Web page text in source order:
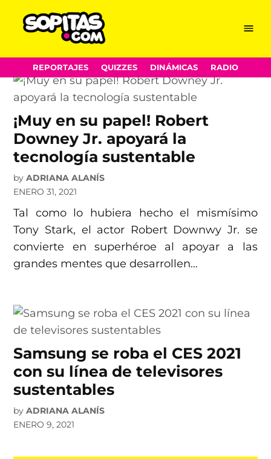
content
Menu
REPORTAJES QUIZZES DINÁMICAS RADIO
huella ecológica
¡Muy en su papel! Robert
Downey Jr. apoyará la
tecnología sustentable
by ADRIANA ALANÍS
ENERO 31, 2021
Tal como lo hubiera hecho el mismísimo
Tony Stark, el actor Robert Downwy Jr. se
convierte en superhéroe al apoyar a las
grandes mentes que desarrollen…
Samsung se roba el CES 2021
con su línea de televisores
sustentables
by ADRIANA ALANÍS
ENERO 9, 2021